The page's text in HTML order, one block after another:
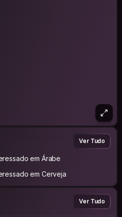
Ver Tudo
em Árabe
em Cerveja
Ver Tudo